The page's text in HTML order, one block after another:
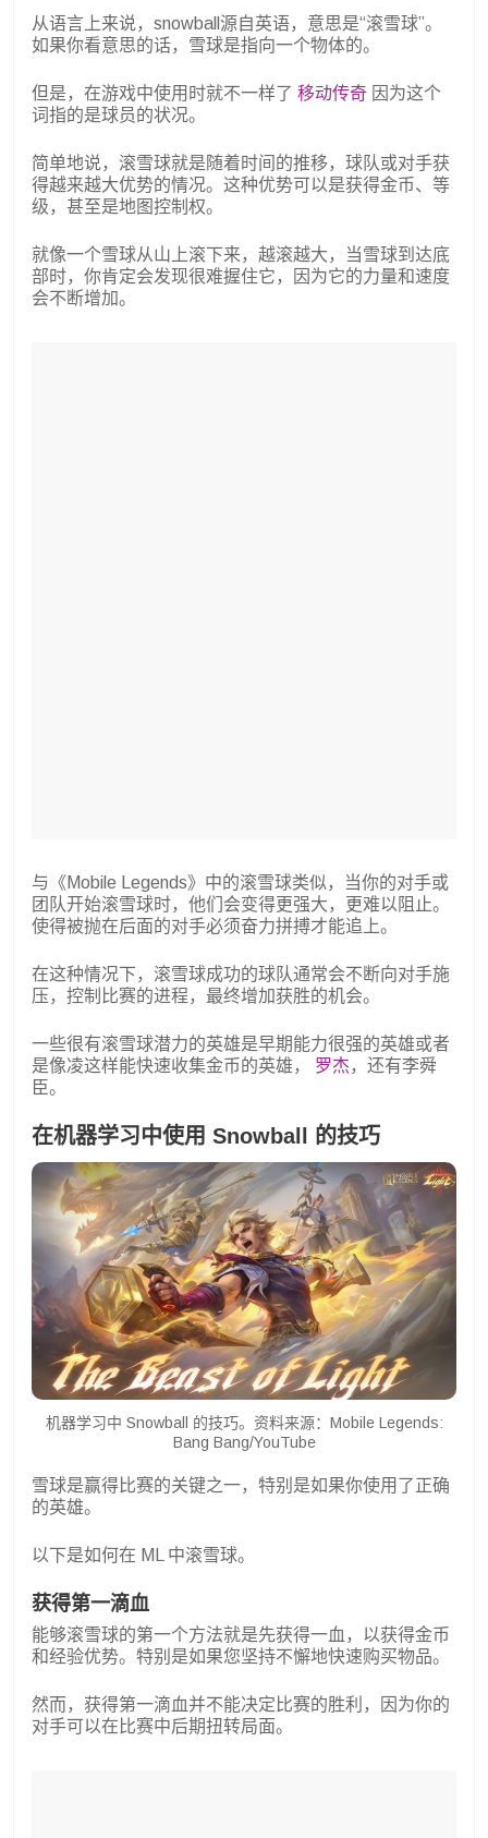
从语言上来说，snowball源自英语，意思是“滚雪球”。
如果你看意思的话，雪球是指向一个物体的。
但是，在游戏中使用时就不一样了 移动传奇 因为这个
词指的是球员的状况。
简单地说，滚雪球就是随着时间的推移，球队或对手获
得越来越大优势的情况。这种优势可以是获得金币、等
级，甚至是地图控制权。
就像一个雪球从山上滚下来，越滚越大，当雪球到达底
部时，你肯定会发现很难握住它，因为它的力量和速度
会不断增加。
与《Mobile Legends》中的滚雪球类似，当你的对手或
团队开始滚雪球时，他们会变得更强大，更难以阻止。
使得被抛在后面的对手必须奋力拼搏才能追上。
在这种情况下，滚雪球成功的球队通常会不断向对手施
压，控制比赛的进程，最终增加获胜的机会。
一些很有滚雪球潜力的英雄是早期能力很强的英雄或者
是像凌这样能快速收集金币的英雄， 罗杰 ，还有李舜
臣。
在机器学习中使用 Snowball 的技巧
机器学习中 Snowball 的技巧。资料来源：Mobile Legends:
Bang Bang/YouTube
雪球是赢得比赛的关键之一，特别是如果你使用了正确
的英雄。
以下是如何在 ML 中滚雪球。
获得第一滴血
能够滚雪球的第一个方法就是先获得一血，以获得金币
和经验优势。特别是如果您坚持不懈地快速购买物品。
然而，获得第一滴血并不能决定比赛的胜利，因为你的
对手可以在比赛中后期扭转局面。